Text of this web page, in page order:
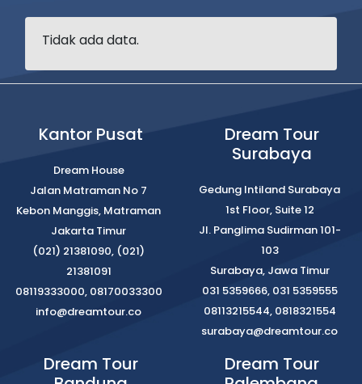
Tidak ada data.
Kantor Pusat
Dream House
Jalan Matraman No 7
Kebon Manggis, Matraman
Jakarta Timur
(021) 21381090, (021)
21381091
08119333000, 08170033300
info@dreamtour.co
Dream Tour
Surabaya
Gedung Intiland Surabaya
1st Floor, Suite 12
Jl. Panglima Sudirman 101-
103
Surabaya, Jawa Timur
031 5359666, 031 5359555
08113215544, 0818321554
surabaya@dreamtour.co
Dream Tour
Dream Tour